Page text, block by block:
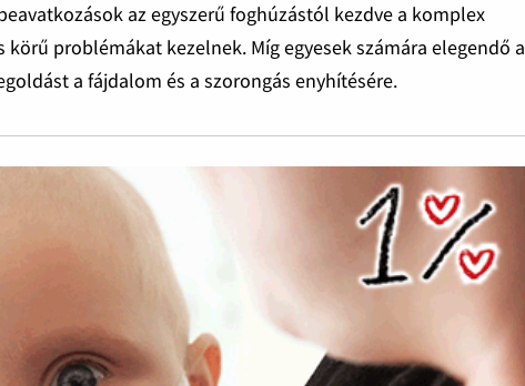
az egyszerű foghúzástól kezdve a komplex
problémákat kezelnek. Míg egyesek számára elegendő a
a fájdalom és a szorongás enyhítésére.